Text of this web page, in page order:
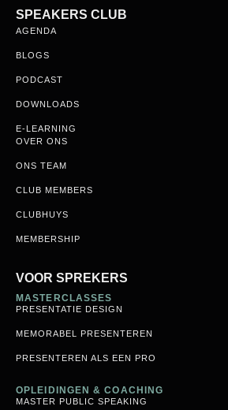
SPEAKERS CLUB
AGENDA
BLOGS
PODCAST
DOWNLOADS
E-LEARNING
OVER ONS
ONS TEAM
CLUB MEMBERS
CLUBHUYS
MEMBERSHIP
VOOR SPREKERS
MASTERCLASSES
PRESENTATIE DESIGN
MEMORABEL PRESENTEREN
PRESENTEREN ALS EEN PRO
OPLEIDINGEN & COACHING
MASTER PUBLIC SPEAKING